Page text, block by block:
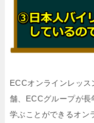
ECCオンラインレッ
舗、ECCグループが長
学ぶことができるオン